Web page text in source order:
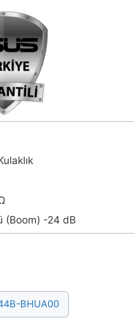
(Boom) -24 dB
BHUA00